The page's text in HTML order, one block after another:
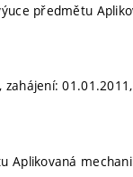
předmětu